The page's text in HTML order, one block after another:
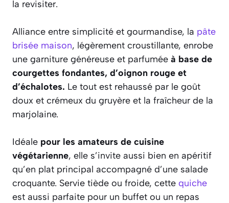
la revisiter.
Alliance entre simplicité et gourmandise, la pâte
brisée maison, légèrement croustillante, enrobe
une garniture généreuse et parfumée à base de
courgettes fondantes, d’oignon rouge et
d’échalotes. Le tout est rehaussé par le goût
doux et crémeux du gruyère et la fraîcheur de la
marjolaine.
Idéale pour les amateurs de cuisine
végétarienne, elle s’invite aussi bien en apéritif
qu’en plat principal accompagné d’une salade
croquante. Servie tiède ou froide, cette quiche
est aussi parfaite pour un buffet ou un repas